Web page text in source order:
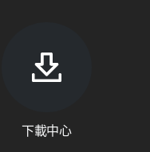
下載中心